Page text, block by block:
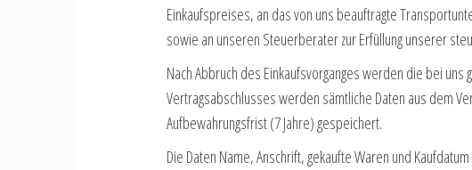
Einkaufspreises, an das von uns beauftragte
sowie an unseren Steuerberater zur Erfüllung unserer
Nach Abbruch des Einkaufsvorganges werden die bei
Vertragsabschlusses werden sämtliche Daten aus dem
Aufbewahrungsfrist (7 Jahre) gespeichert.
Die Daten Name, Anschrift, gekaufte Waren und